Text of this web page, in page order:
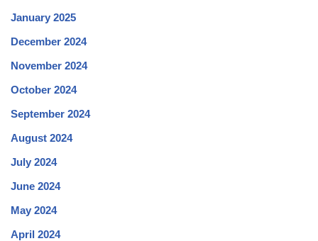
January 2025
December 2024
November 2024
October 2024
September 2024
August 2024
July 2024
June 2024
May 2024
April 2024